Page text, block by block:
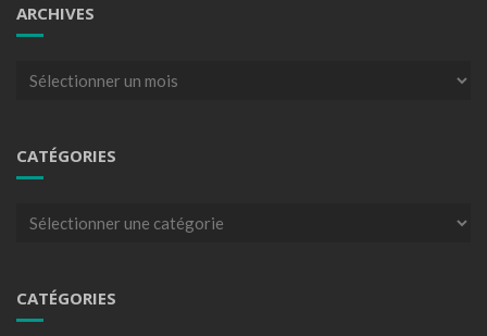
ARCHIVES
Archives
CATÉGORIES
Catégories
CATÉGORIES